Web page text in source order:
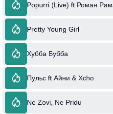
Popurri (Live) ft Роман
Pretty Young Girl
Хубба Бубба
Пульс ft Айни & Xcho
Ne Zovi, Ne Pridu